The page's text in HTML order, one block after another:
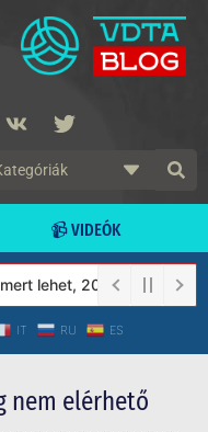
📹 VIDEÓK
2023-tól a Védett
IT RU ES
nem elérhető